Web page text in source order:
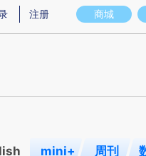
意图存在偏差。不代表财新观点和
商城
注册
mini+ 周刊